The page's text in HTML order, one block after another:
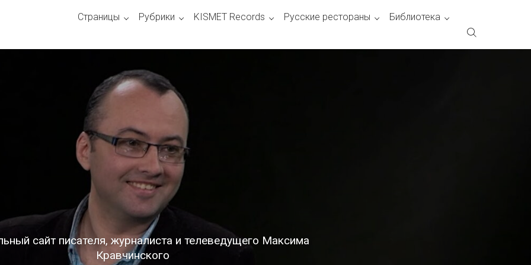
Страницы Рубрики KISMET Records Русские рестораны Библиотека
сайт писателя, журналиста и телеведущего Максима
Кравчинского